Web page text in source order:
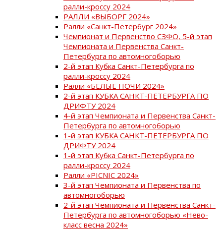
ралли-кроссу 2024
РАЛЛИ «ВЫБОРГ 2024»
Ралли «Санкт-Петербург 2024»
Чемпионат и Первенство СЗФО, 5-й этап
Чемпионата и Первенства Санкт-
Петербурга по автомногоборью
2-й этап Кубка Санкт-Петербурга по
ралли-кроссу 2024
Ралли «БЕЛЫЕ НОЧИ 2024»
2-й этап КУБКА САНКТ-ПЕТЕРБУРГА ПО
ДРИФТУ 2024
4-й этап Чемпионата и Первенства Санкт-
Петербурга по автомногоборью
1-й этап КУБКА САНКТ-ПЕТЕРБУРГА ПО
ДРИФТУ 2024
1-й этап Кубка Санкт-Петербурга по
ралли-кроссу 2024
Ралли «PICNIC 2024»
3-й этап Чемпионата и Первенства по
автомногоборью
2-й этап Чемпионата и Первенства Санкт-
Петербурга по автомногоборью «Нево-
класс весна 2024»